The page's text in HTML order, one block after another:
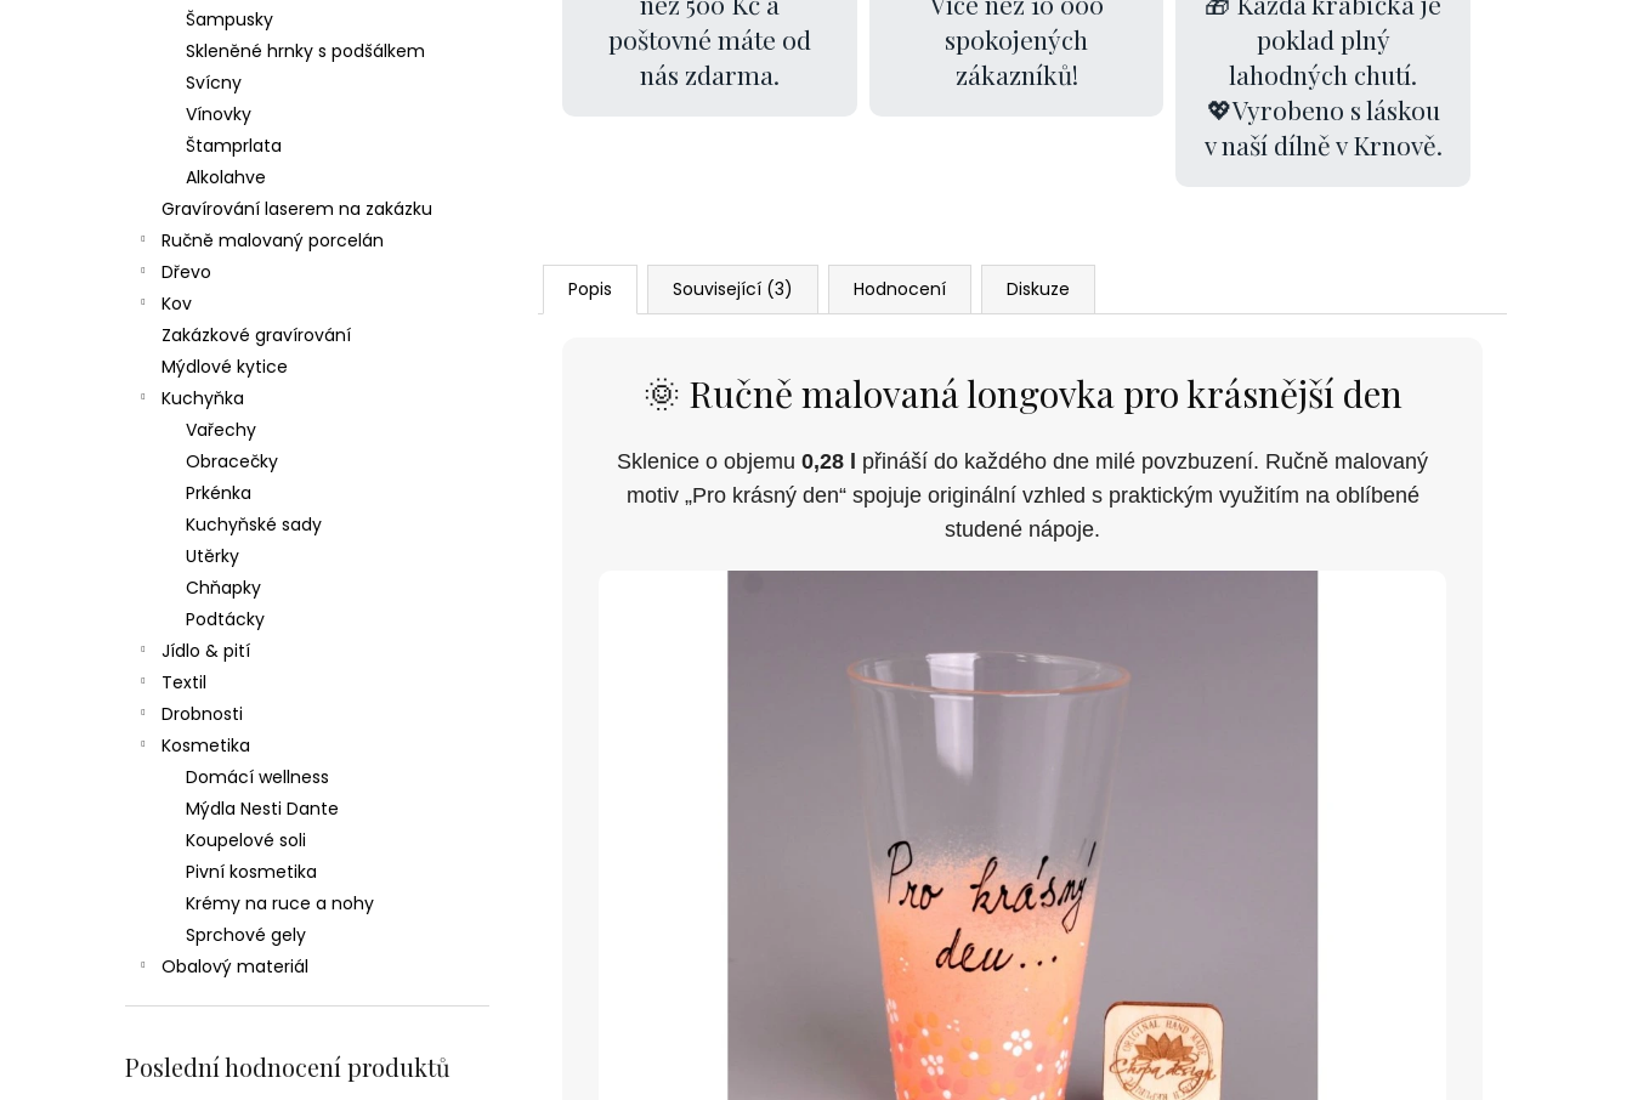
Šampusky
Skleněné hrnky s podšálkem
Svícny
Vínovky
Štamprlata
Alkolahve
Gravírování laserem na zakázku
Ručně malovaný porcelán
Dřevo
Kov
Zakázkové gravírování
Mýdlové kytice
Kuchyňka
Vařechy
Obracečky
Prkénka
Kuchyňské sady
Utěrky
Chňapky
Podtácky
Jídlo & pití
Textil
Drobnosti
Kosmetika
Domácí wellness
Mýdla Nesti Dante
Koupelové soli
Pivní kosmetika
Krémy na ruce a nohy
Sprchové gely
Obalový materiál
Poslední hodnocení produktů
poštovné máte od
nás zdarma.
spokojených
zákazníků!
poklad plný
lahodných chutí.
💖Vyrobeno s láskou
v naší dílně v Krnově.
Popis Související (3) Hodnocení Diskuze
🌞 Ručně malovaná longovka pro krásnější den
Sklenice o objemu 0,28 l
přináší do každého dne milé povzbuzení. Ručně malovaný
motiv „Pro krásný den“ spojuje originální vzhled s praktickým využitím na oblíbené
studené nápoje.